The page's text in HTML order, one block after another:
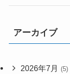
アーカイブ
2026年7月 (5)